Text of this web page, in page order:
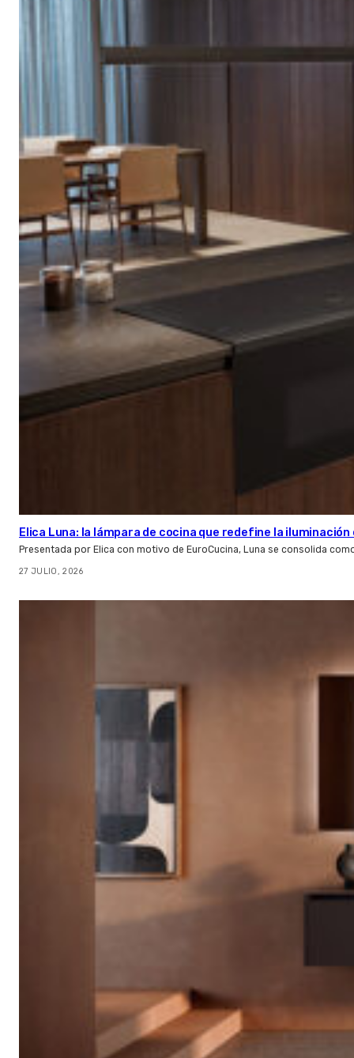
Elica Luna: la lámpara de cocina que redefine la
Presentada por Elica con motivo de EuroCucina, Luna se consolida
27 JULIO, 2026